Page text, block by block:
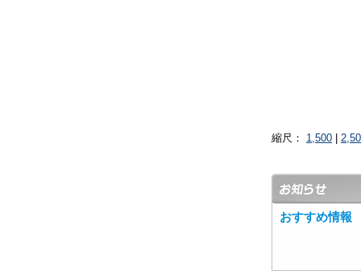
縮尺： 1,500
おすすめ情報